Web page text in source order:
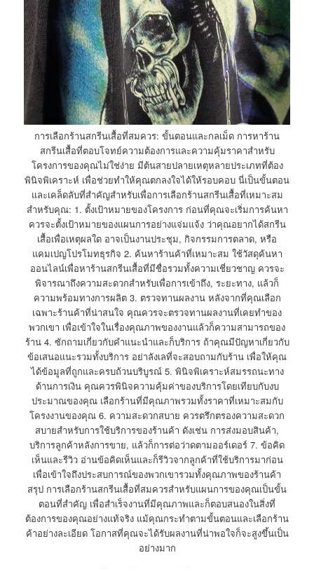
การเลือกร้านสกรีนเสื้อที่สมควร: ขั้นตอนและกลเม็ด การหาร้าน
สกรีนเสื้อที่ตอบโจทย์ความต้องการและความคุ้มราคาสำหรับ
โครงการของคุณไม่ใช่ง่าย มีต้นสายปลายเหตุหลายประเภทที่ต้อง
พินิจพิเคราะห์ เพื่อช่วยทำให้คุณตกลงใจได้ให้รอบคอบ นี่เป็นขั้นตอน
และเคล็ดลับที่สำคัญสำหรับเพื่อการเลือกร้านสกรีนเสื้อที่เหมาะสม
สำหรับคุณ: 1. ตั้งเป้าหมายของโครงการ ก่อนที่คุณจะเริ่มการค้นหา
ควรจะตั้งเป้าหมายของแผนการอย่างแจ่มแจ้ง ว่าคุณอยากได้สกรีน
เสื้อเพื่อเหตุผลใด อาจเป็นงานประชุม, กิจกรรมการตลาด, หรือ
แคมเปญโปรโมทธุรกิจ 2. ค้นหาร้านค้าที่เหมาะสม ใช้วัสดุค้นหา
ออนไลน์เพื่อหาร้านสกรีนเสื้อที่มีชื่อรวมทั้งความเชี่ยวชาญ ควรจะ
พิจารณาถึงความสะดวกสำหรับเพื่อการเข้าถึง, ระยะทาง, แล้วก็
ความพร้อมทางการผลิต 3. ตรวจทานผลงาน หลังจากที่คุณเลือก
เฉพาะร้านค้าที่น่าสนใจ คุณควรจะตรวจทานผลงานที่เคยทำของ
พวกเขา เพื่อเข้าใจในเรื่องคุณภาพของงานแล้วก็ความสามารถของ
ร้าน 4. ซักถามเกี่ยวกับคำแนะนำและก็บริการ ถ้าคุณมีปัญหาเกี่ยวกับ
ข้อเสนอแนะรวมทั้งบริการ อย่าลังเลที่จะสอบถามกับร้าน เพื่อให้คุณ
ได้ข้อมูลที่ถูกและครบถ้วนบริบูรณ์ 5. พินิจพิเคราะห์สมรรถนะทาง
ด้านการเงิน คุณควรพินิจความคุ้มค่าของบริการโดยเทียบกับงบ
ประมาณของคุณ เลือกร้านที่มีคุณภาพรวมทั้งราคาที่เหมาะสมกับ
โครงงานของคุณ 6. ความสะดวกสบาย ควรตรึกตรองความสะดวก
สบายสำหรับการใช้บริการของร้านค้า ดังเช่น การส่งมอบสินค้า,
บริการลูกค้าหลังการขาย, แล้วก็การต่อว่าดตามออร์เดอร์ 7. ข้อคิด
เห็นและรีวิว อ่านข้อคิดเห็นและก็รีวิวจากลูกค้าที่ใช้บริการมาก่อน
เพื่อเข้าใจถึงประสบการณ์ของพวกเขารวมทั้งคุณภาพของร้านค้า
สรุป การเลือกร้านสกรีนเสื้อที่สมควรสำหรับแผนการของคุณเป็นขั้น
ตอนที่สำคัญ เพื่อสำเร็จงานที่มีคุณภาพและก็ตอบสนองในสิ่งที่
ต้องการของคุณอย่างแท้จริง แม้คุณกระทำตามขั้นตอนและเลือกร้าน
ค้าอย่างละเอียด โอกาสที่คุณจะได้รับผลงานที่น่าพอใจก็จะสูงขึ้นเป็น
อย่างมาก